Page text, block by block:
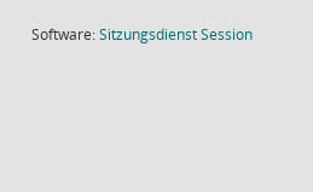
Software:SitzungsdienstSession(Wird in